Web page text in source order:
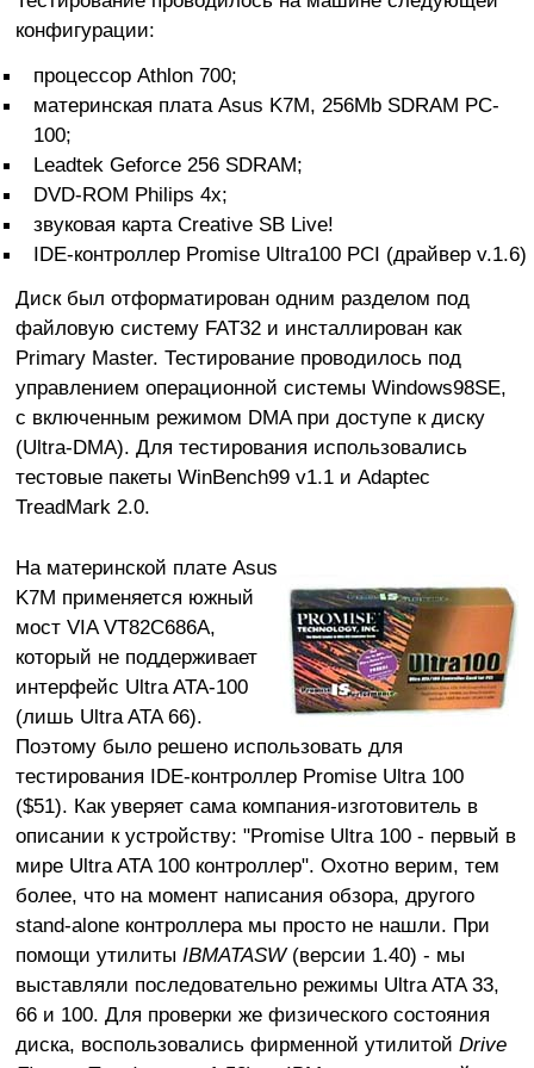
конфигурации:
процессор Athlon 700;
материнская плата Asus K7M, 256Mb SDRAM PC-
100;
Leadtek Geforce 256 SDRAM;
DVD-ROM Philips 4x;
звуковая карта Creative SB Live!
IDE-контроллер Promise Ultra100 PCI (драйвер v.1.6)
Диск был отформатирован одним разделом под
файловую систему FAT32 и инсталлирован как
Primary Master. Тестирование проводилось под
управлением операционной системы Windows98SE,
с включенным режимом DMA при доступе к диску
(Ultra-DMA). Для тестирования использовались
тестовые пакеты WinBench99 v1.1 и Adaptec
TreadMark 2.0.
На материнской плате Asus
K7M применяется южный
мост VIA VT82C686A,
который не поддерживает
интерфейс Ultra ATA-100
(лишь Ultra ATA 66).
Поэтому было решено использовать для
тестирования IDE-контроллер Promise Ultra 100
($51). Как уверяет сама компания-изготовитель в
описании к устройству: "Promise Ultra 100 - первый в
мире Ultra ATA 100 контроллер". Охотно верим, тем
более, что на момент написания обзора, другого
stand-alone контроллера мы просто не нашли. При
помощи утилиты IBMATASW(версии 1.40) - мы
выставляли последовательно режимы Ultra ATA 33,
66 и 100. Для проверки же физического состояния
диска, воспользовались фирменной утилитой Drive